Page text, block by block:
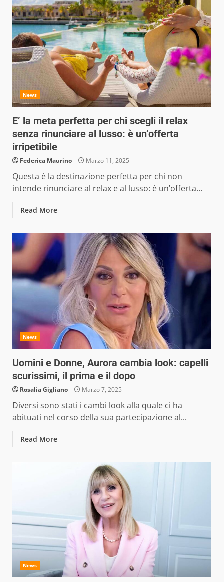
News
E’ la meta perfetta per chi scegli il relax
senza rinunciare al lusso: è un’offerta
irripetibile
Federica Maurino Marzo 11, 2025
Questa è la destinazione perfetta per chi non
intende rinunciare al relax e al lusso: è un’offerta...
Read More
News
Uomini e Donne, Aurora cambia look: capelli
scurissimi, il prima e il dopo
Rosalia Gigliano Marzo 7, 2025
Diversi sono stati i cambi look alla quale ci ha
abituati nel corso della sua partecipazione al...
Read More
News